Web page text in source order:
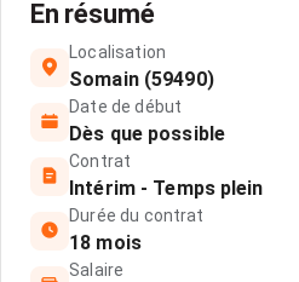
En résumé
Localisation
Somain (59490)
Date de début
Dès que possible
Contrat
Intérim - Temps plein
Durée du contrat
18 mois
Salaire